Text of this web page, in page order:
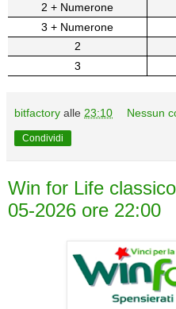
2 + Numerone
3 + Numerone
2
3
bitfactory alle 23:10 Nessun
Condividi
Win for Life
05-2026 ore 22:00